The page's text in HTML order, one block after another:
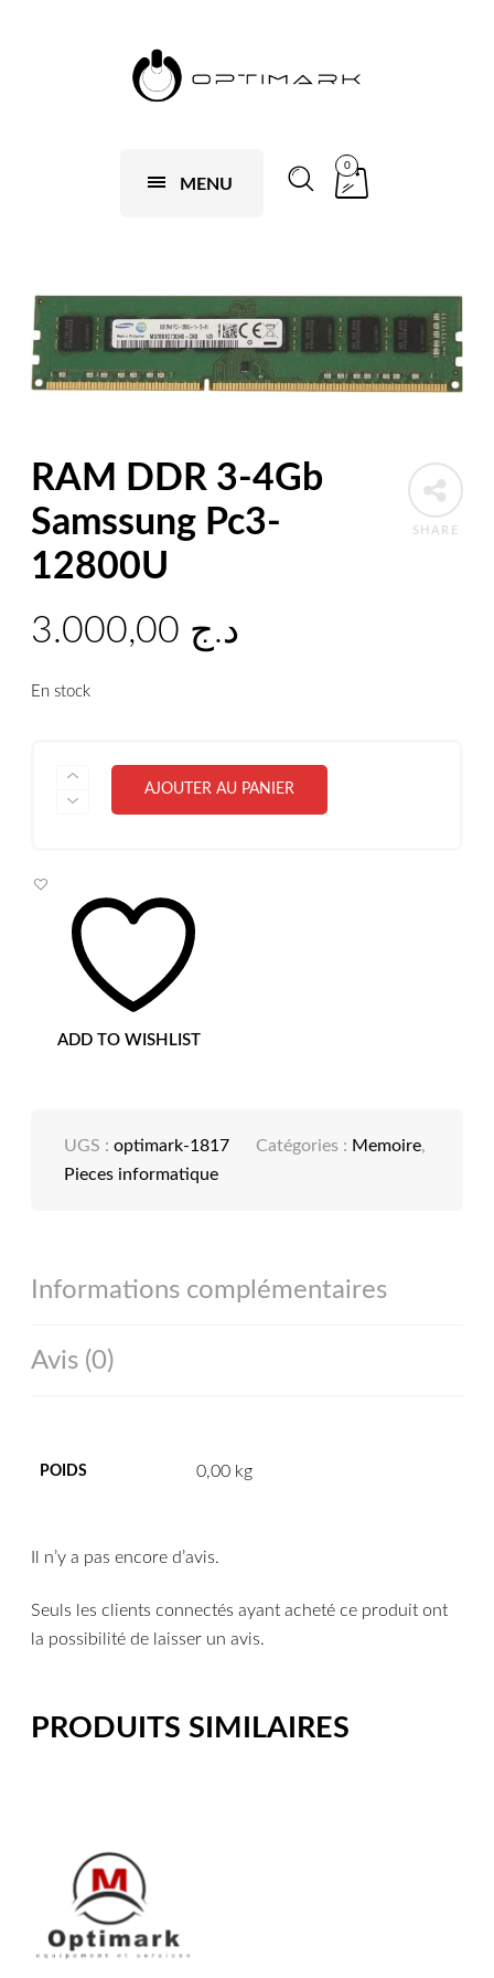
MENU
0
SHARE
RAM DDR 3-4Gb
Samssung Pc3-
12800U
د.ج
En stock
QUANTITÉ
PC3-
12800U
AJOUTER AU PANIER
ADD TO WISHLIST
UGS :optimark-1817 Catégories : Memoire,
Pieces informatique
Informations complémentaires
Avis (0)
POIDS 0,00 kg
Il n’y a pas encore d’avis.
Seuls les clients connectés ayant acheté ce produit ont
la possibilité de laisser un avis.
PRODUITS SIMILAIRES